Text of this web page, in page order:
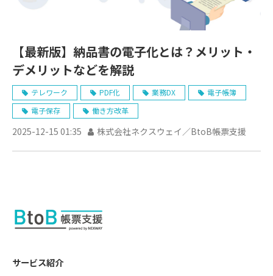
【最新版】納品書の電子化とは？メリット・
デメリットなどを解説
テレワーク PDF化 業務DX
電子帳簿
電子保存
働き方改革
2025-12-15 01:35 株式会社ネクスウェイ／BtoB帳票支援
サービス紹介